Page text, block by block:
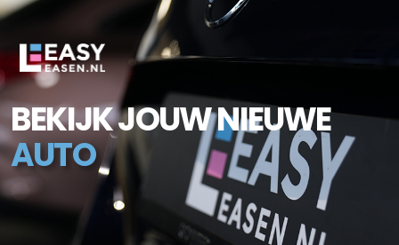
BEKIJK JOUW NIEUWE
AUTO